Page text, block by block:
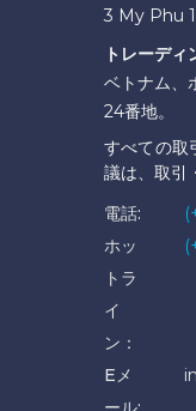
3 My Phu
トレーディ
ベトナム、
24番地。
すべての取
議は、取引
電話:
ホッ
トラ
イ
ン：
Eメ